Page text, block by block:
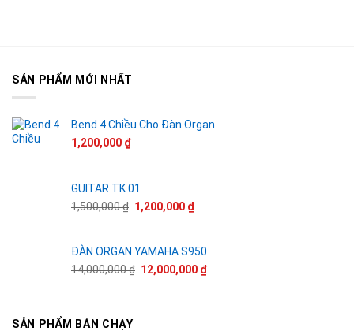
SẢN PHẨM MỚI NHẤT
Bend 4 Chiều Cho Đàn Organ
1,200,000 ₫
GUITAR TK 01
1,500,000₫ Giá
1,500,000 ₫.
1,200,000 ₫Giá
là:
1,200,000 ₫.
ĐÀN ORGAN YAMAHA S950
14,000,000₫ Giá
12,000,000 ₫Giá
SẢN PHẨM BÁN CHẠY